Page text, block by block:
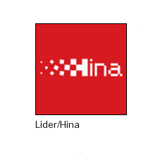
Lider/Hina